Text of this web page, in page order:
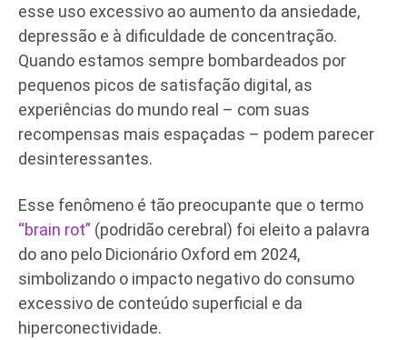
esse uso excessivo ao aumento da ansiedade,
depressão e à dificuldade de concentração.
Quando estamos sempre bombardeados por
pequenos picos de satisfação digital, as
experiências do mundo real – com suas
recompensas mais espaçadas – podem parecer
desinteressantes.
Esse fenômeno é tão preocupante que o termo
“brain rot” (podridão cerebral) foi eleito a palavra
do ano pelo Dicionário Oxford em 2024,
simbolizando o impacto negativo do consumo
excessivo de conteúdo superficial e da
hiperconectividade.